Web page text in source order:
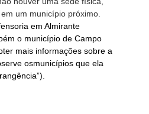
um município próximo.
em Almirante
o município de Campo
mais informações sobre a
osmunicípios que ela